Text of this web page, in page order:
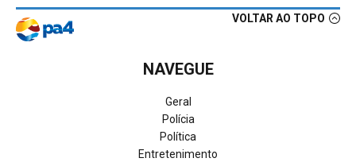
VOLTAR AO TOPO
NAVEGUE
Geral
Polícia
Política
Entretenimento